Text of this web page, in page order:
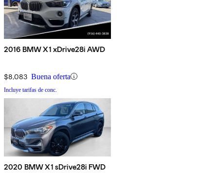
2016 BMW X1 xDrive28i AWD
$8,083 Buena oferta
Incluye tarifas de conc.
2020 BMW X1 sDrive28i FWD